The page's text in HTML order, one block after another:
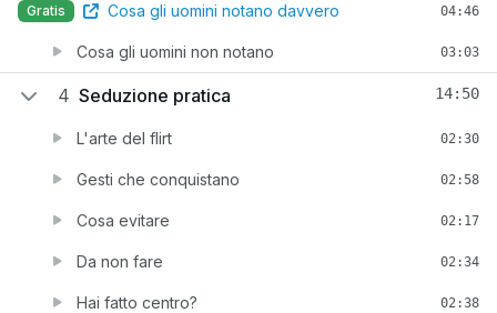
Gratis Cosa gli uomini notano davvero 04:46
Cosa gli uomini non notano 03:03
4 Seduzione pratica 14:50
L'arte del flirt 02:30
Gesti che conquistano 02:58
Cosa evitare 02:17
Da non fare 02:34
Hai fatto centro? 02:38